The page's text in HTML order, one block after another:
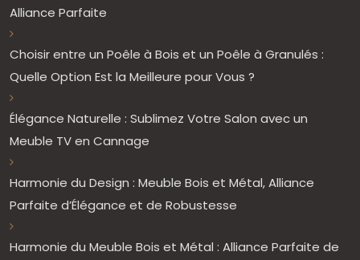
Alliance Parfaite
Choisir entre un Poêle à Bois et un Poêle à Granulés :
Quelle Option Est la Meilleure pour Vous ?
Élégance Naturelle : Sublimez Votre Salon avec un
Meuble TV en Cannage
Harmonie du Design : Meuble Bois et Métal, Alliance
Parfaite d’Élégance et de Robustesse
Harmonie du Meuble Bois et Métal : Alliance Parfaite de